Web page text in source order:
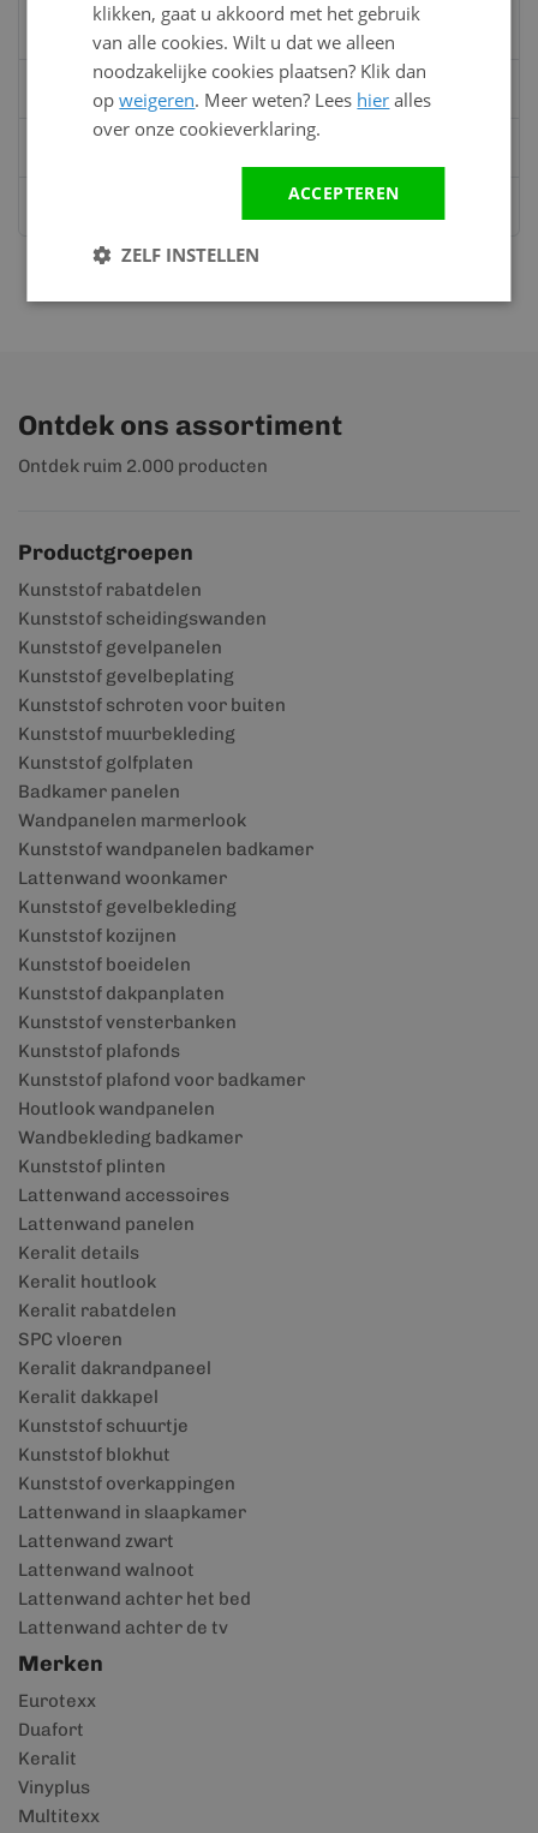
van 08:00 tot 17:00 uur
0528 - 355190
info@kunststofbouwmateriaal.nl
Whatsapp
Ontdek ons assortiment
Ontdek ruim 2.000 producten
Productgroepen
Kunststof rabatdelen
Kunststof scheidingswanden
Kunststof gevelpanelen
Kunststof gevelbeplating
Kunststof schroten voor buiten
Kunststof muurbekleding
Kunststof golfplaten
Badkamer panelen
Wandpanelen marmerlook
Kunststof wandpanelen badkamer
Lattenwand woonkamer
Kunststof gevelbekleding
Kunststof kozijnen
Kunststof boeidelen
Kunststof dakpanplaten
Kunststof vensterbanken
Kunststof plafonds
Kunststof plafond voor badkamer
Houtlook wandpanelen
Wandbekleding badkamer
Kunststof plinten
Lattenwand accessoires
Lattenwand panelen
Keralit details
Keralit houtlook
Keralit rabatdelen
SPC vloeren
Keralit dakrandpaneel
Keralit dakkapel
Kunststof schuurtje
Kunststof blokhut
Kunststof overkappingen
Lattenwand in slaapkamer
Lattenwand zwart
Lattenwand walnoot
Lattenwand achter het bed
Lattenwand achter de tv
Merken
Eurotexx
Duafort
Keralit
Vinyplus
Multitexx
klikken, gaat u akkoord met het gebruik
van alle cookies. Wilt u dat we alleen
noodzakelijke cookies plaatsen? Klik dan
opweigeren. Meer weten? Lees hier alles
over onze cookieverklaring.
ACCEPTEREN
ZELF INSTELLEN